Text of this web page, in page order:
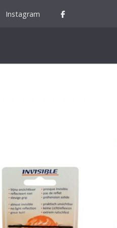
Instagram